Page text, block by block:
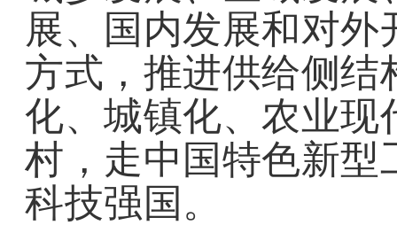
展、国内发展和对
方式，推进供给侧
化、城镇化、农业现
村，走中国特色新型
科技强国。